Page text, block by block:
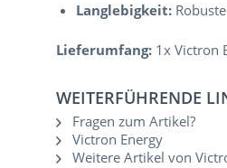
Langlebigkeit:
Lieferumfang: 1x Victron
WEITERFÜHRENDE
Fragen zum Artikel?
Victron Energy
Weitere Artikel von